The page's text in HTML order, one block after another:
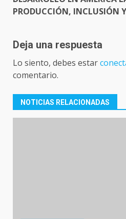
PRODUCCIÓN, INCLUSIÓN
Deja una respuesta
Lo siento, debes estar
comentario.
NOTICIAS RELACIONADAS